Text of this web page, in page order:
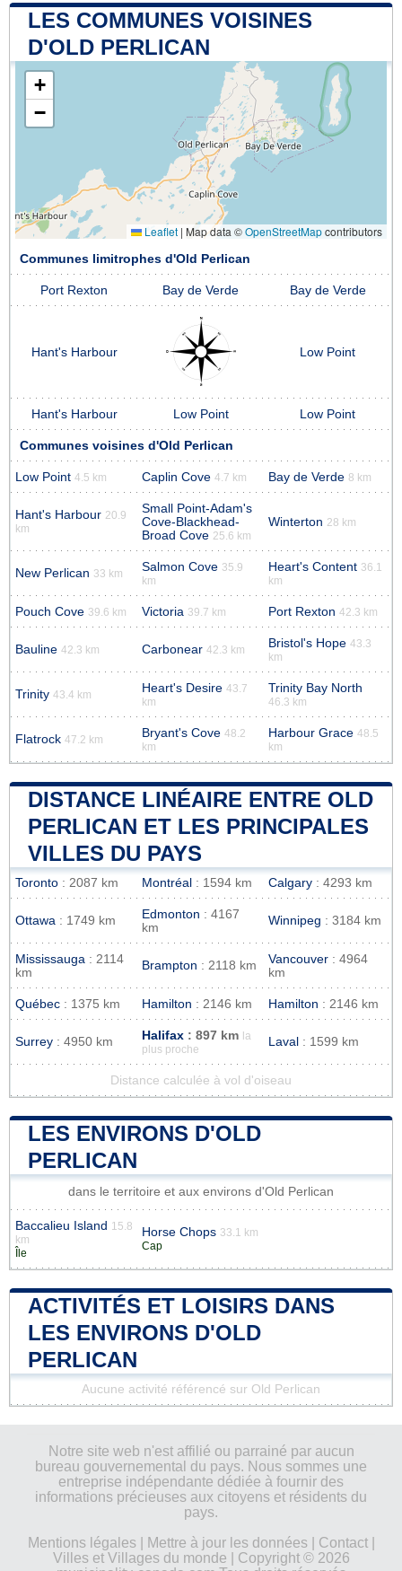
LES COMMUNES VOISINES
D'OLD PERLICAN
+
−
Leaflet | Map data ©OpenStreetMapcontributors
Communes limitrophes d'Old Perlican
Port Rexton Bay de Verde Bay de Verde
Hant's Harbour Low Point
Hant's Harbour Low Point Low Point
Communes voisines d'Old Perlican
Low Point 4.5 km Caplin Cove 4.7 km Bay de Verde 8 km
Hant's Harbour 20.9
km
Small Point-Adam's
Cove-Blackhead-
Broad Cove 25.6 km
Winterton 28 km
New Perlican 33 km Salmon Cove 35.9
km
Heart's Content 36.1
km
Pouch Cove 39.6 km Victoria 39.7 km Port Rexton 42.3 km
Bauline 42.3 km Carbonear 42.3 km Bristol's Hope 43.3
km
Trinity 43.4 km Heart's Desire 43.7
km
Trinity Bay North
46.3 km
Flatrock 47.2 km Bryant's Cove 48.2
km
Harbour Grace 48.5
km
DISTANCE LINÉAIRE ENTRE OLD
PERLICAN ET LES PRINCIPALES
VILLES DU PAYS
Toronto : 2087 km Montréal : 1594 km Calgary : 4293 km
Ottawa : 1749 km Edmonton : 4167
km
Winnipeg : 3184 km
Mississauga : 2114
km
Brampton : 2118 km Vancouver : 4964
km
Québec : 1375 km Hamilton : 2146 km Hamilton : 2146 km
Surrey : 4950 km Halifax : 897 km
la
plus proche
Laval : 1599 km
Distance calculée à vol d'oiseau
LES ENVIRONS D'OLD
PERLICAN
dans le territoire et aux environs d'Old Perlican
Baccalieu Island 15.8
km
Île
Horse Chops 33.1 km
Cap
ACTIVITÉS ET LOISIRS DANS
LES ENVIRONS D'OLD
PERLICAN
Aucune activité référencé sur Old Perlican
Notre site web n'est affilié ou parrainé par aucun
bureau gouvernemental du pays. Nous sommes une
entreprise indépendante dédiée à fournir des
informations précieuses aux citoyens et résidents du
pays.
Mentions légales| Mettre à jour les données| Contact|
Villes et Villages du monde | Copyright © 2026